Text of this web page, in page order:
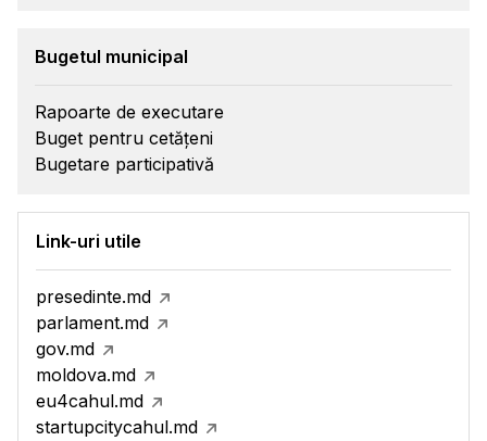
Bugetul municipal
Rapoarte de executare
Buget pentru cetățeni
Bugetare participativă
Link-uri utile
presedinte.md
parlament.md
gov.md
moldova.md
eu4cahul.md
startupcitycahul.md